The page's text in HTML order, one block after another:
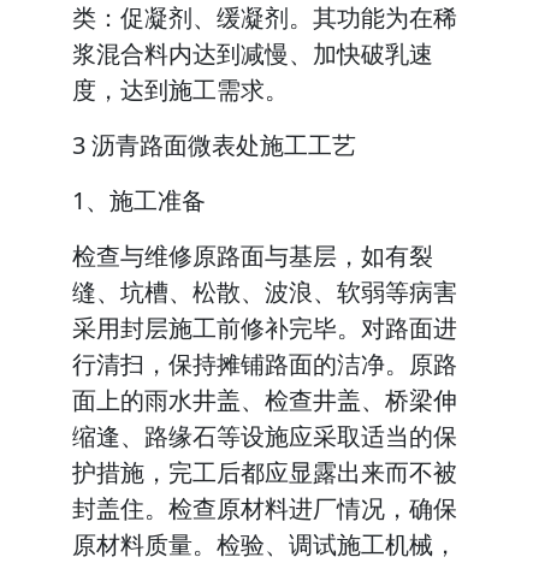
类：促凝剂、缓凝剂。其功能为在稀
浆混合料内达到减慢、加快破乳速
度，达到施工需求。
3 沥青路面微表处施工工艺
1、施工准备
检查与维修原路面与基层，如有裂
缝、坑槽、松散、波浪、软弱等病害
采用封层施工前修补完毕。对路面进
行清扫，保持摊铺路面的洁净。原路
面上的雨水井盖、检查井盖、桥梁伸
缩逢、路缘石等设施应采取适当的保
护措施，完工后都应显露出来而不被
封盖住。检查原材料进厂情况，确保
原材料质量。检验、调试施工机械，